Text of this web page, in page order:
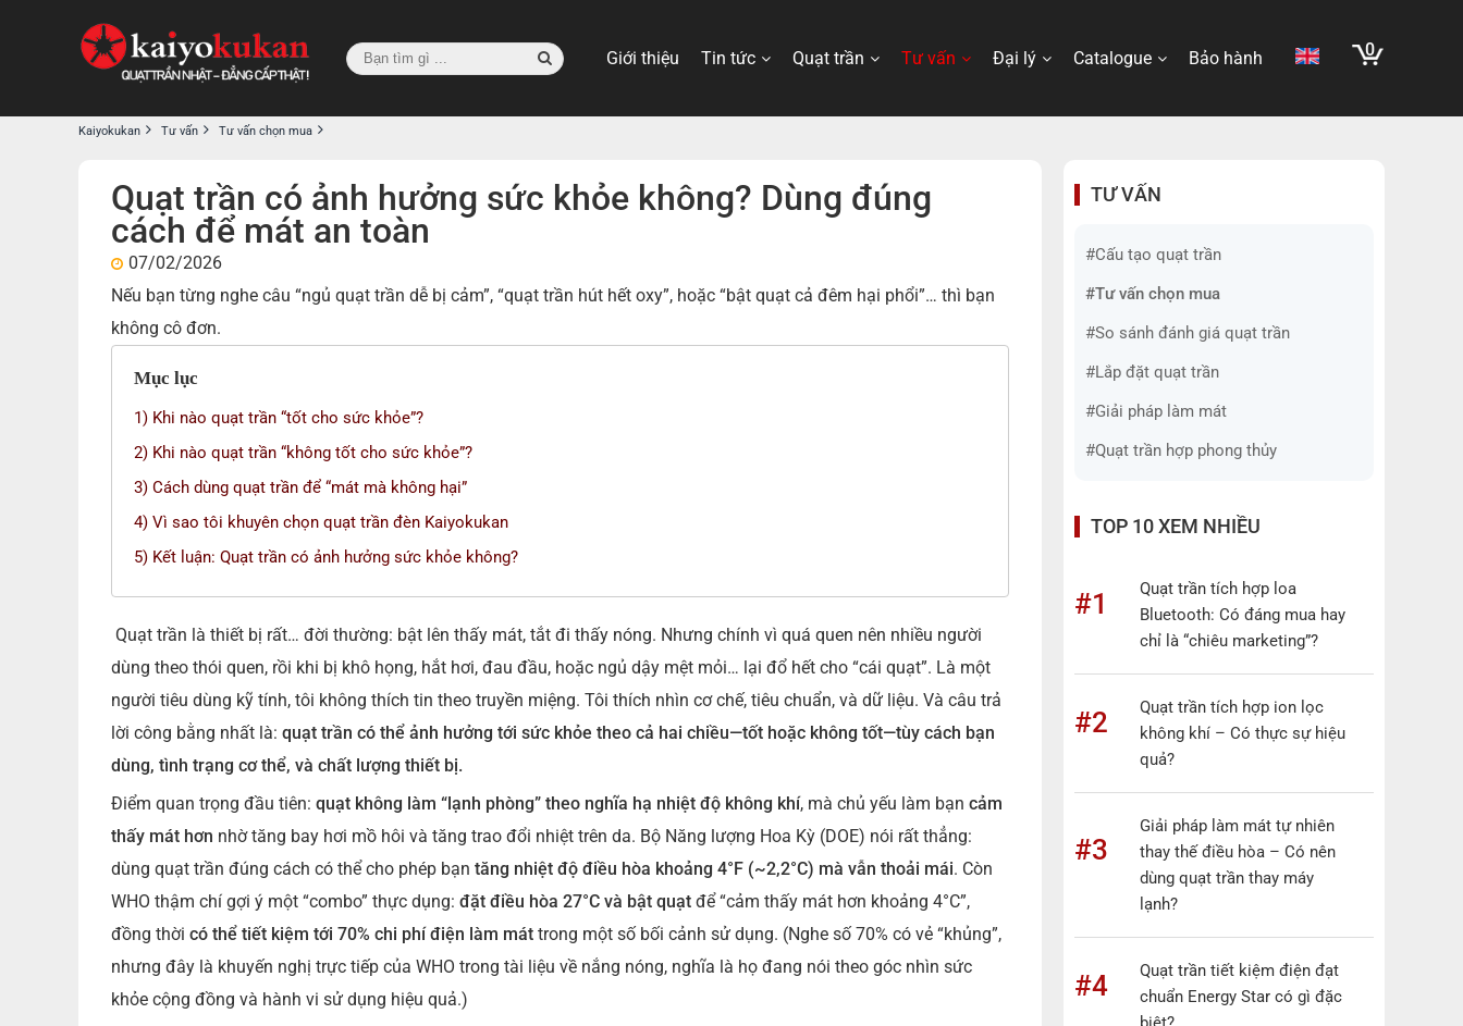
Giới thiệu Tin tức Quạt trần Tư vấn Đại lý Catalogue Bảo hành 0
Kaiyokukan Tư vấn Tư vấn chọn mua
Quạt trần có ảnh hưởng sức khỏe không? Dùng đúng
cách để mát an toàn
07/02/2026
Nếu bạn từng nghe câu “ngủ quạt trần dễ bị cảm”, “quạt trần hút hết oxy”, hoặc “bật quạt cả đêm hại phổi”… thì bạn
không cô đơn.
Mục lục
1) Khi nào quạt trần “tốt cho sức khỏe”?
2) Khi nào quạt trần “không tốt cho sức khỏe”?
3) Cách dùng quạt trần để “mát mà không hại”
4) Vì sao tôi khuyên chọn quạt trần đèn Kaiyokukan
5) Kết luận: Quạt trần có ảnh hưởng sức khỏe không?
Quạt trần là thiết bị rất… đời thường: bật lên thấy mát, tắt đi thấy nóng. Nhưng chính vì quá quen nên nhiều người
dùng theo thói quen, rồi khi bị khô họng, hắt hơi, đau đầu, hoặc ngủ dậy mệt mỏi… lại đổ hết cho “cái quạt”. Là một
người tiêu dùng kỹ tính, tôi không thích tin theo truyền miệng. Tôi thích nhìn cơ chế, tiêu chuẩn, và dữ liệu. Và câu trả
lời công bằng nhất là: quạt trần có thể ảnh hưởng tới sức khỏe theo cả hai chiều—tốt hoặc không tốt—tùy cách bạn
dùng, tình trạng cơ thể, và chất lượng thiết bị.
Điểm quan trọng đầu tiên: quạt không làm “lạnh phòng” theo nghĩa hạ nhiệt độ không khí, mà chủ yếu làm bạn cảm
thấy mát hơn nhờ tăng bay hơi mồ hôi và tăng trao đổi nhiệt trên da. Bộ Năng lượng Hoa Kỳ (DOE) nói rất thẳng:
dùng quạt trần đúng cách có thể cho phép bạn tăng nhiệt độ điều hòa khoảng 4°F (~2,2°C) mà vẫn thoải mái. Còn
WHO thậm chí gợi ý một “combo” thực dụng: đặt điều hòa 27°C và bật quạt để “cảm thấy mát hơn khoảng 4°C”,
đồng thời có thể tiết kiệm tới 70% chi phí điện làm mát trong một số bối cảnh sử dụng. (Nghe số 70% có vẻ “khủng”,
nhưng đây là khuyến nghị trực tiếp của WHO trong tài liệu về nắng nóng, nghĩa là họ đang nói theo góc nhìn sức
khỏe cộng đồng và hành vi sử dụng hiệu quả.)
TƯ VẤN
#Cấu tạo quạt trần
#Tư vấn chọn mua
#So sánh đánh giá quạt trần
#Lắp đặt quạt trần
#Giải pháp làm mát
#Quạt trần hợp phong thủy
TOP 10 XEM NHIỀU
#1
Quạt trần tích hợp loa
Bluetooth: Có đáng mua hay
chỉ là “chiêu marketing”?
#2
Quạt trần tích hợp ion lọc
không khí – Có thực sự hiệu
quả?
#3
Giải pháp làm mát tự nhiên
thay thế điều hòa – Có nên
dùng quạt trần thay máy
lạnh?
#4
Quạt trần tiết kiệm điện đạt
chuẩn Energy Star có gì đặc